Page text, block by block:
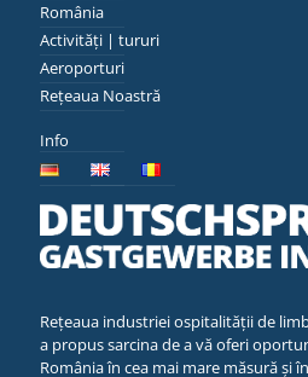
România
Activități | tururi
Aeroporturi
Rețeaua Noastră
Info
Rețeaua industriei ospitalității de
a propus sarcina de a vă oferi
România în cea mai mare măsură și